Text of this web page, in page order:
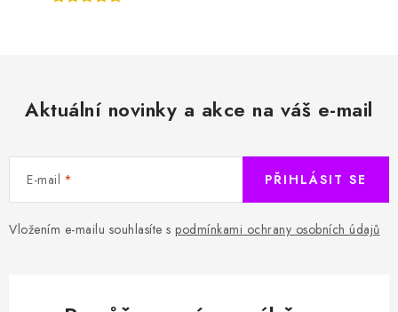
Aktuální novinky a akce na váš e-mail
E-mail
Vložením e-mailu souhlasíte s podmínkami ochrany osobních údajů
PŘIHLÁSIT SE